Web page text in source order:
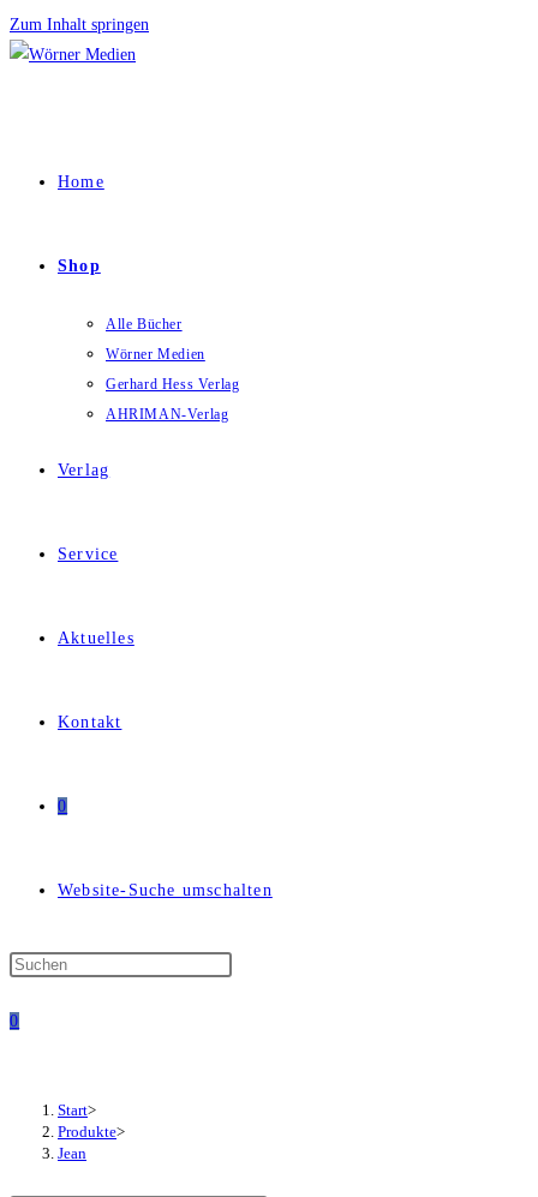
Zum Inhalt springen
Home
Shop
Alle Bücher
Wörner Medien
Gerhard Hess Verlag
AHRIMAN-Verlag
Verlag
Service
Aktuelles
Kontakt
0
Website-Suche umschalten
0
Start>
Produkte>
Jean